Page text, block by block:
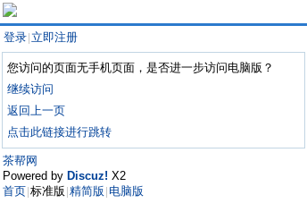
登录 立即注册
您访问的页面无手机页面，是否进一步访问电脑版？
继续访问
返回上一页
点击此链接进行跳转
茶帮网
Powered by Discuz! X2
首页 标准版 精简版 电脑版